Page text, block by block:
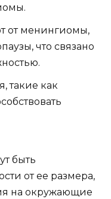
от менингиомы,
что связано
такие как
быть
от ее размера,
на окружающие